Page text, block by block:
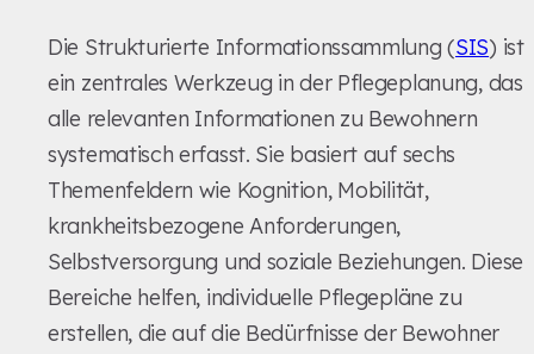
Die Strukturierte Informationssammlung (SIS) ist
ein zentrales Werkzeug in der Pflegeplanung, das
alle relevanten Informationen zu Bewohnern
systematisch erfasst. Sie basiert auf sechs
Themenfeldern wie Kognition, Mobilität,
krankheitsbezogene Anforderungen,
Selbstversorgung und soziale Beziehungen. Diese
Bereiche helfen, individuelle Pflegepläne zu
erstellen, die auf die Bedürfnisse der Bewohner